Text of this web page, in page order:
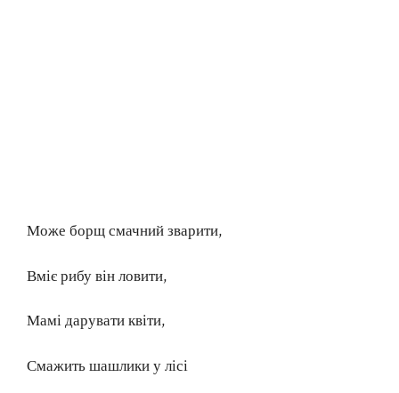
Може борщ смачний зварити,
Вміє рибу він ловити,
Мамі дарувати квіти,
Смажить шашлики у лісі